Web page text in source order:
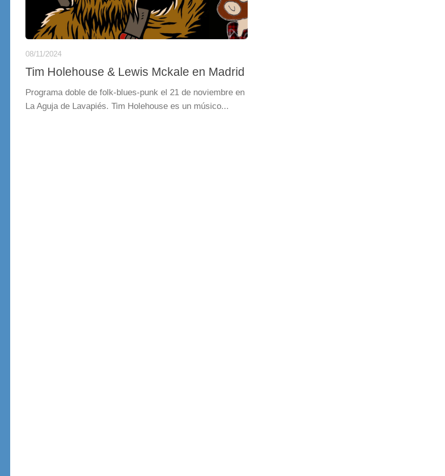
08/11/2024
Tim Holehouse & Lewis Mckale en Madrid
Programa doble de folk-blues-punk el 21 de noviembre en
La Aguja de Lavapiés. Tim Holehouse es un músico...